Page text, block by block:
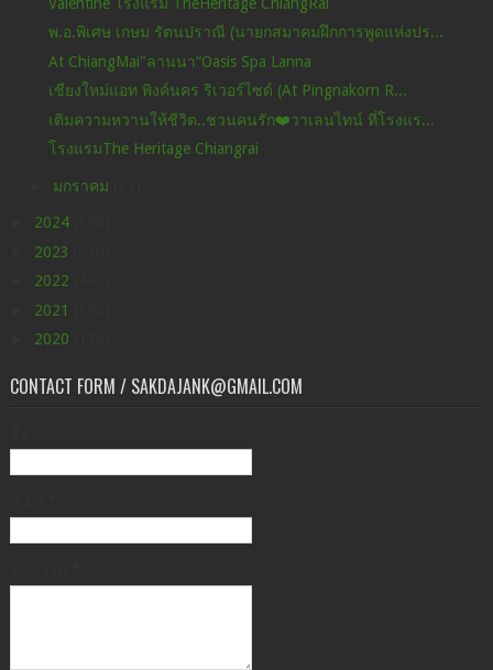
พ.อ.พิเศษ เกษม รัตนปราณี (นายกสมาคมฝึกการพูดแห่งปร...
At ChiangMai"ลานนา“Oasis Spa Lanna
เชียงใหม่แอท พิงค์นคร ริเวอร์ไซด์ (At Pingnakorn R...
เติมความหวานให้ชีวิต..ชวนคนรัก❤️วาเลนไทน์ ที่โรงแร...
โรงแรมThe Heritage Chiangrai
มกราคม
2024
2023
2022
2021
2020
CONTACT FORM / SAKDAJANK@GMAIL.COM